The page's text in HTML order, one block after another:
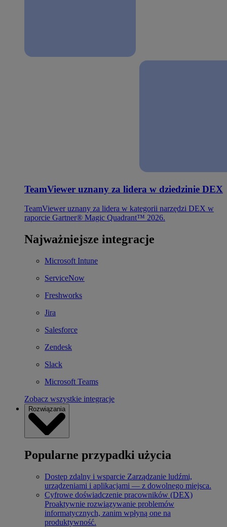
TeamViewer uznany za lidera w dziedzinie DEX
TeamViewer uznany za lidera w kategorii narzędzi DEX w
raporcie Gartner® Magic Quadrant™ 2026.
Najważniejsze integracje
Microsoft Intune
ServiceNow
Freshworks
Jira
Salesforce
Zendesk
Slack
Microsoft Teams
Zobacz wszystkie integracje
Rozwiązania
Popularne przypadki użycia
Dostęp zdalny i wsparcie Zarządzanie ludźmi,
urządzeniami i aplikacjami — z dowolnego miejsca.
Cyfrowe doświadczenie pracowników (DEX)
Proaktywnie rozwiązywanie problemów
informatycznych, zanim wpłyną one na
produktywność.